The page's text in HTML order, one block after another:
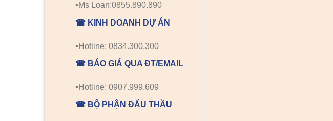
▪️Ms Loan:0855.890.890
☎ KINH DOANH DỰ ÁN
▪️Hotline: 0834.300.300
☎ BÁO GIÁ QUA ĐT/EMAIL
▪️Hotline: 0907.999.609
☎ BỘ PHẬN ĐẤU THẦU